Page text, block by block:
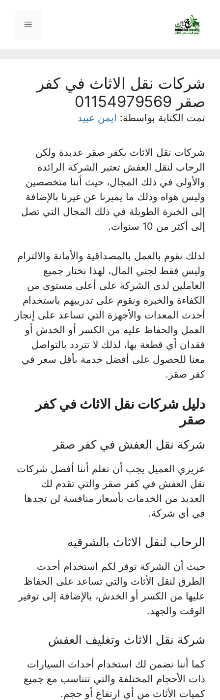
المحتوى
القائمة
شركات نقل الاثاث في كفر
صقر 01154979569
تمت الكتابة بواسطة: ايمن عبيد
شركات نقل الاثاث بكفر صقر عديدة ولكن
الرحاب لنقل العفش تعتبر الشركة الرائدة
والأولى في ذلك المجال، حيث أننا متخصصين
وليس هواه وذلك ما يميزنا عن غيرنا بالإضافة
إلى الخبرة الطويلة في ذلك المجال التي تصل
إلى أكثر من 10 سنوات.
لذلك نقوم بالعمل بالمصداقية والأمانة والالتزام
وليس فقط لجني المال، لهذا نختار جميع
العاملين لدى الشركة على أعلى مستوى من
الكفاءة والخبرة ونقوم على تدريبهم باستخدام
أحدث المعدات والأجهزة التي تساعد على إنجاز
العمل والحفاظ عليه من الكسر أو الخدش أو
فقدان أي قطعة بها، لذلك لا تتردد بالتواصل
معنا للحصول على أفضل خدمة بأقل سعر في
كفر صقر.
دليل شركات نقل الاثاث في كفر
صقر
شركة نقل العفش في كفر صقر
عزيزي العميل يجب أن تعلم أننا أفضل شركات
نقل العفش في كفر صقر والتي تقدم لك
العديد من الخدمات بأسعار منافسة لن تجدها
في أي شركة.
الرحاب لنقل الاثاث بالشرقيه
حيث أن الشركة توفر لكم استخدام أحدث
الطرق لنقل الأثاث والتي تساعد على الحفاظ
عليها من الكسر أو الخدش، بالإضافة إلى توفير
الوقت والجهد.
شركة نقل الاثاث وتغليف العفش
كما أننا نضمن لك استخدام أحداث السيارات
ذات الأحجام المختلفة والتي تتناسب مع جميع
كميات الأثاث من أي ارتفاع أو حجم.